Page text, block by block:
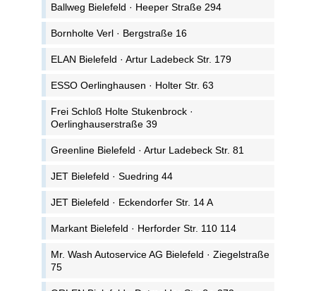
Ballweg Bielefeld · Heeper Straße 294
Bornholte Verl · Bergstraße 16
ELAN Bielefeld · Artur Ladebeck Str. 179
ESSO Oerlinghausen · Holter Str. 63
Frei Schloß Holte Stukenbrock ·
Oerlinghauserstraße 39
Greenline Bielefeld · Artur Ladebeck Str. 81
JET Bielefeld · Suedring 44
JET Bielefeld · Eckendorfer Str. 14 A
Markant Bielefeld · Herforder Str. 110 114
Mr. Wash Autoservice AG Bielefeld · Ziegelstraße
75